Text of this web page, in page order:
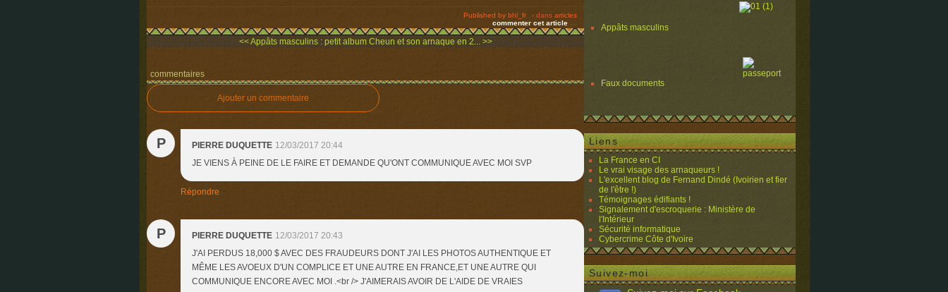
Published by bhl_fr - dans articles
commenter cet article
<< Appâts masculins : petit album Cheun et son arnaque en 2... >>
commentaires
Ajouter un commentaire
P PIERRE DUQUETTE 12/03/2017 20:44
JE VIENS À PEINE DE LE FAIRE ET DEMANDE QU'ONT COMMUNIQUE AVEC MOI SVP
Répondre
P PIERRE DUQUETTE 12/03/2017 20:43
J'AI PERDUS 18,000 $ AVEC DES FRAUDEURS DONT J'AI LES PHOTOS AUTHENTIQUE ET
MÊME LES AVOEUX D'UN COMPLICE ET UNE AUTRE EN FRANCE,ET UNE AUTRE QUI
COMMUNIQUE ENCORE AVEC MOI .<br /> J'AIMERAIS AVOIR DE L'AIDE DE VRAIES
Appâts masculins
Faux documents
Liens
La France en CI
Le vrai visage des arnaqueurs !
L'excellent blog de Fernand Dindé (Ivoirien et fier
de l'être !)
Témoignages édifiants !
Signalement d'escroquerie : Ministère de
l'Intérieur
Sécurité informatique
Cybercrime Côte d'Ivoire
Suivez-moi